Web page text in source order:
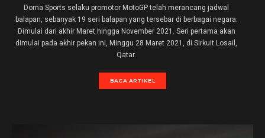
Dorna Sports selaku promotor MotoGP telah merancang jadwal
balapan, sebanyak 19 seri balapan yang tersebar di berbagai negara.
Dimulai dari akhir Maret hingga November 2021. Seri pertama akan
dimulai pada akhir pekan ini, Minggu 28 Maret 2021, di Sirkuit Losail,
Qatar.
BACA ARTIKEL